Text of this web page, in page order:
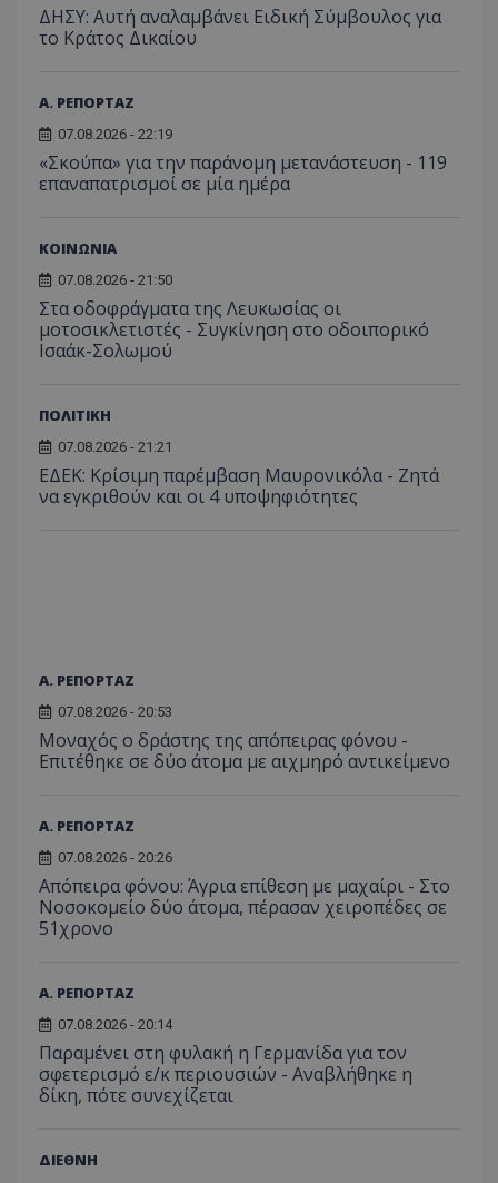
ΔΗΣΥ: Αυτή αναλαμβάνει Ειδική Σύμβουλος για
το Κράτος Δικαίου
Α. ΡΕΠΟΡΤΑΖ
07.08.2026 - 22:19
«Σκούπα» για την παράνομη μετανάστευση - 119
επαναπατρισμοί σε μία ημέρα
ΚΟΙΝΩΝΙΑ
07.08.2026 - 21:50
Στα οδοφράγματα της Λευκωσίας οι
μοτοσικλετιστές - Συγκίνηση στο οδοιπορικό
Ισαάκ-Σολωμού
ΠΟΛΙΤΙΚΗ
07.08.2026 - 21:21
ΕΔΕΚ: Κρίσιμη παρέμβαση Μαυρονικόλα - Ζητά
να εγκριθούν και οι 4 υποψηφιότητες
Α. ΡΕΠΟΡΤΑΖ
07.08.2026 - 20:53
Μοναχός ο δράστης της απόπειρας φόνου -
Επιτέθηκε σε δύο άτομα με αιχμηρό αντικείμενο
Α. ΡΕΠΟΡΤΑΖ
07.08.2026 - 20:26
Απόπειρα φόνου: Άγρια επίθεση με μαχαίρι - Στο
Νοσοκομείο δύο άτομα, πέρασαν χειροπέδες σε
51χρονο
Α. ΡΕΠΟΡΤΑΖ
07.08.2026 - 20:14
Παραμένει στη φυλακή η Γερμανίδα για τον
σφετερισμό ε/κ περιουσιών - Αναβλήθηκε η
δίκη, πότε συνεχίζεται
ΔΙΕΘΝΗ